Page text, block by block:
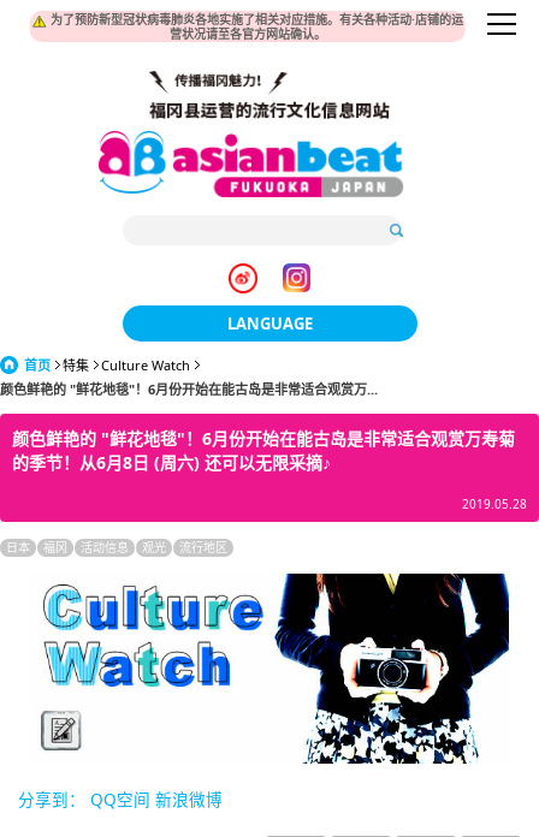
为了预防新型冠状病毒肺炎各地实施了相关对应措施。有关各种活动·店铺的运
营状况请至各官方网站确认。
LANGUAGE
한국어
簡体中文
ภาษาไทย
tiéng Viêt
Bahasa Indonesia
首页 特集
Culture Watch
颜色鲜艳的 "鲜花地毯"！6月份开始在能古岛是非常适合观赏万...
颜色鲜艳的 "鲜花地毯"！6月份开始在能古岛是非常适合观赏万寿菊
的季节！从6月8日 (周六) 还可以无限采摘♪
2019.05.28
日本 福冈 活动信息 观光 流行地区
分享到： QQ空间 新浪微博